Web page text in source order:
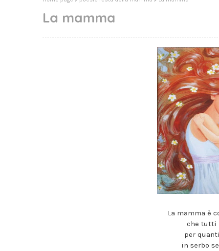
La mamma
La mamma è
che tutti
per
in serbo